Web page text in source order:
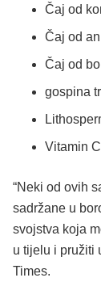
Čaj od
Čaj od
Čaj od
gospina
Vitamin C
“Neki od ovih
sadržane u
svojstva koja
u tijelu i pružiti
Times.